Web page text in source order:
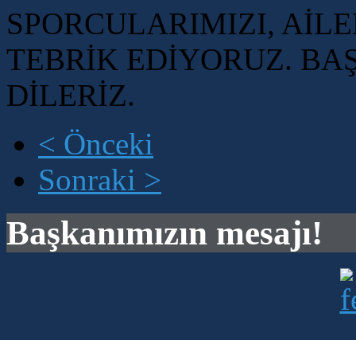
SPORCULARIMIZI,
TEBRİK EDİYORUZ.
DİLERİZ.
< Önceki
Sonraki >
Başkanımızın mesajı!